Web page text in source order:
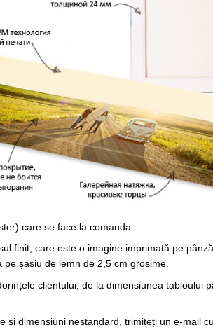
care se face la comanda.
finit, care este o imagine imprimată pe
șasiu de lemn de 2,5 cm grosime.
clientului, de la dimensiunea tabloului
și dimensiuni nestandard, trimiteți un e-mail